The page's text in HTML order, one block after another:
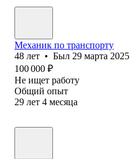
Механик по транспорту
48 лет • Был 29 марта 2025
100 000 ₽
Не ищет работу
Общий опыт
29 лет 4 месяца